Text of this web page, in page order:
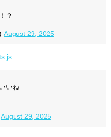
？
August 29, 2025
いね
August 29, 2025